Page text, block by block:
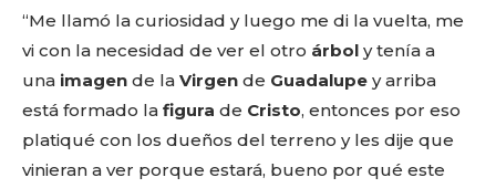
“Me llamó la curiosidad y luego me di la vuelta, me
vi con la necesidad de ver el otro árbol y tenía a
una imagen de la Virgen de Guadalupe y arriba
está formado la figura de Cristo, entonces por eso
platiqué con los dueños del terreno y les dije que
vinieran a ver porque estará, bueno por qué este